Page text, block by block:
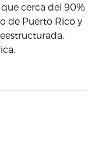
cerca del 90%
de Puerto Rico y